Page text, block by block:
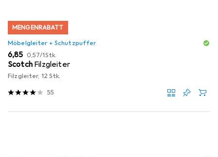
MENGENRABATT
Möbelgleiter + Schutzpuffer
EUR
6,85 EUR
0,57/1Stk.
Scotch Filzgleiter
Filzgleiter, 12 Stk.
55